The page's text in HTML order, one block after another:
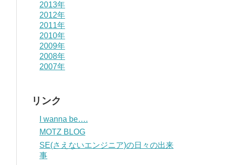
2013年
2012年
2011年
2010年
2009年
2008年
2007年
リンク
I wanna be….
MOTZ BLOG
SE(さえないエンジニア)の日々の出来
事